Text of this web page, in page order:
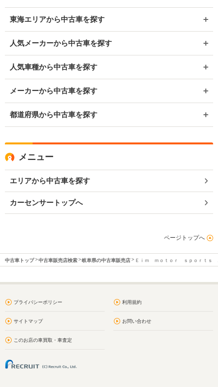
東海エリアから中古車を探す
人気メーカーから中古車を探す
人気車種から中古車を探す
メーカーから中古車を探す
都道府県から中古車を探す
メニュー
エリアから中古車を探す
カーセンサートップへ
ページトップへ
中古車トップ 中古車販売店検索 岐阜県の中古車販売店 Ｅｉｍ ｍｏｔｏｒ ｓｐｏｒｔｓ
プライバシーポリシー 利用規約
サイトマップ お問い合わせ
このお店の車買取・車査定